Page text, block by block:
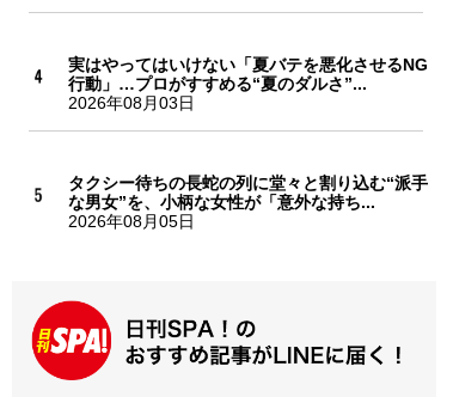
実はやってはいけない「夏バテを悪化させるNG
行動」…プロがすすめる“夏のダルさ”...
2026年08月03日
タクシー待ちの長蛇の列に堂々と割り込む“派手
な男女”を、小柄な女性が「意外な持ち...
2026年08月05日